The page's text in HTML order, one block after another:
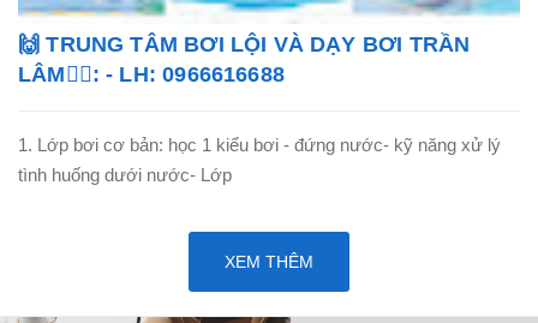
🙌 TRUNG TÂM BƠI LỘI VÀ DẠY BƠI TRẦN
LÂM🏊‍♂️: - LH: 0966616688
1. Lớp bơi cơ bản: học 1 kiểu bơi - đứng nước- kỹ năng xử lý
tình huống dưới nước- Lớp
XEM THÊM